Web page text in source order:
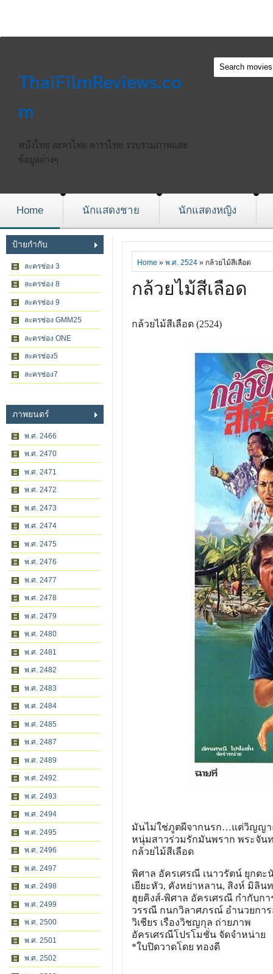
ThaiFilmReviews.co
m
หนังไทย ละครไทย ดาราไทย รวบรวมภาพและ
ข้อมูลต่างๆ
Home นักแสดงชาย นักแสดงหญิง
ป้ายกำกับ
ละครช่อง 3
ละครช่อง 8
ละครช่อง 9
ละครช่อง GMM25
ละครช่อง ONE
ละครช่อง5
ละครช่อง7
ภาพยนตร์
พ.ศ. 2466
พ.ศ. 2470
พ.ศ. 2471
พ.ศ. 2472
พ.ศ. 2473
พ.ศ. 2474
พ.ศ. 2475
พ.ศ. 2476
พ.ศ. 2477
พ.ศ. 2478
พ.ศ. 2479
พ.ศ. 2480
พ.ศ. 2481
พ.ศ. 2482
พ.ศ. 2483
พ.ศ. 2484
พ.ศ. 2485
พ.ศ. 2487
พ.ศ. 2489
พ.ศ. 2492
พ.ศ. 2493
พ.ศ. 2494
พ.ศ. 2495
พ.ศ. 2496
พ.ศ. 2497
พ.ศ. 2498
พ.ศ. 2499
พ.ศ. 2500
พ.ศ. 2501
พ.ศ. 2502
Home » พ.ศ. 2524 » กล้วยไม้สีเลือด
กล้วยไม้สีเลือด
กล้วยไม้สีเลือด (2524)
มันไม่ใช่ภูตผีจากนรก…แต่วิญญา
หนุ่มสาวร่วมรักมันพราก พระจั
กล้วยไม้สีเลือด
พิศาล อัครเศรณี เนาวรัตน์ ยุกตะ
เยียะหัว, คังหย่าหลาน, สิงห์ มิลิน
ฮุยคิงส์-พิศาล อัครเศรณี กำกับกา
วรรณี กนกวิลาศภรณ์ อำนวยการ
วิเชียร เรืองวิชญกุล ถ่ายภาพ
อัครเศรณีโปรโมชั่น จัดจำหน่าย
*ใบปิดวาดโดย ทองดี